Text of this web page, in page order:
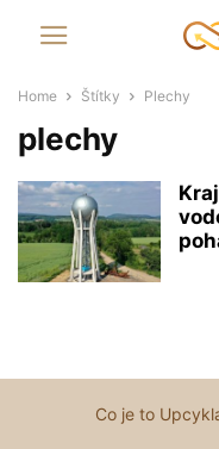
Home Štítky Plechy
plechy
Co je to